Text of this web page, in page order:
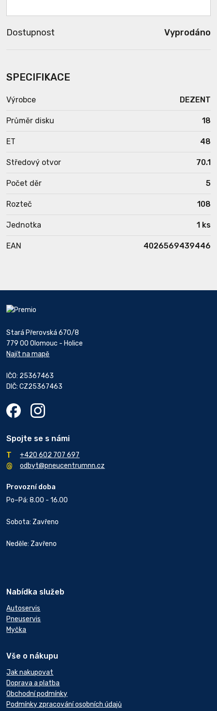
Dostupnost Vyprodáno
SPECIFIKACE
Výrobce DEZENT
Průměr disku 18
ET 48
Středový otvor 70.1
Počet děr 5
Rozteč 108
Jednotka 1 ks
EAN 4026569439446
Stará Přerovská 670/8
779 00 Olomouc - Holice
Najít na mapě
IČO: 25367463
DIČ: CZ25367463
Spojte se s námi
+420 602 707 697
odbyt@pneucentrumnn.cz
Provozní doba
Po–Pá: 8.00 - 16.00
Sobota: Zavřeno
Neděle: Zavřeno
Nabídka služeb
Autoservis
Pneuservis
Myčka
Vše o nákupu
Jak nakupovat
Doprava a platba
Obchodní podmínky
Podmínky zpracování osobních údajů